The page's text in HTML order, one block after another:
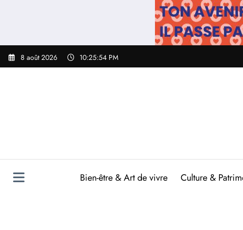
8 août 2026 10:25:55 PM
Bien-être & Art de vivre Culture &